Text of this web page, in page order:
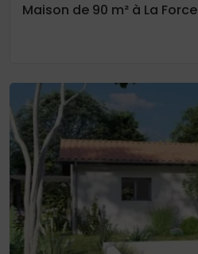
Maison de 90 m² à La Force